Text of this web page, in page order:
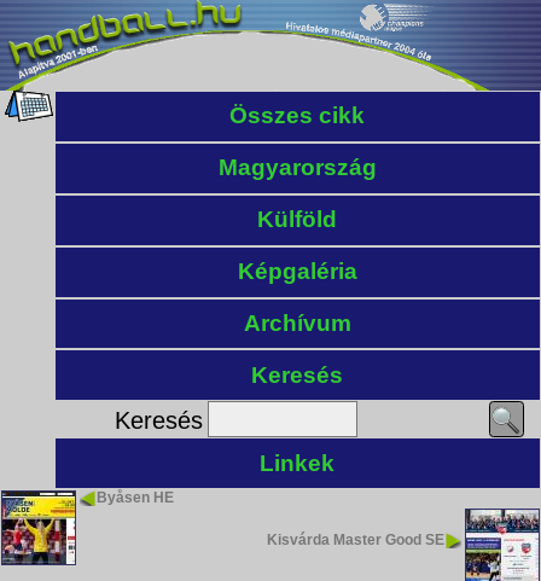
Összes cikk
Magyarország
Külföld
Képgaléria
Archívum
Keresés
Keresés
Linkek
Byåsen HE
Kisvárda Master Good SE